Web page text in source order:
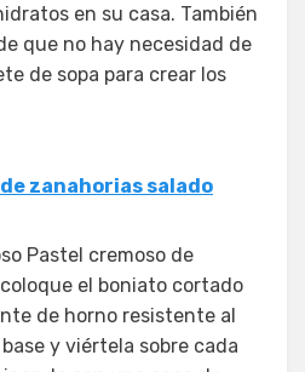
en su casa. También
que no hay necesidad de
de sopa para crear los
zanahorias salado
Pastel cremoso de
el boniato cortado
de horno resistente al
y viértela sobre cada